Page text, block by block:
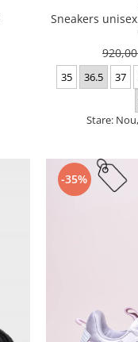
Sneakers
35 36.5 37
Stare:
-35%